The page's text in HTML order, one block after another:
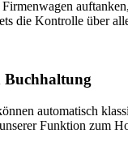
die Kontrolle über
Buchhaltung
automatisch
Funktion zum